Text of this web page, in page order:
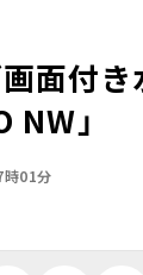
面付
NW」
01分